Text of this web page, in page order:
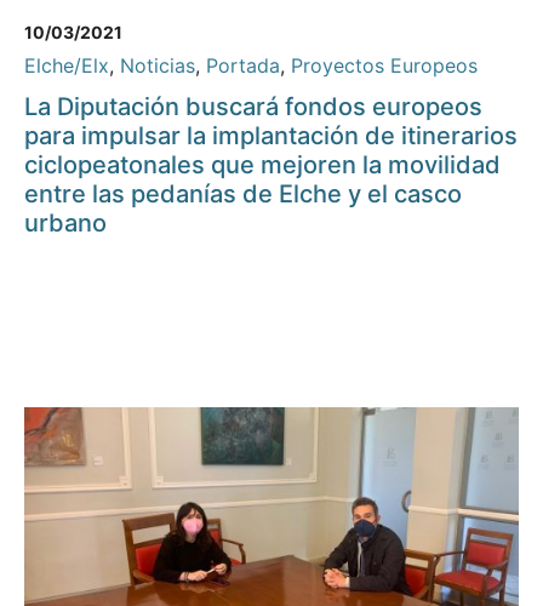
10/03/2021
Elche/Elx, Noticias, Portada, Proyectos Europeos
La Diputación buscará fondos europeos
para impulsar la implantación de itinerarios
ciclopeatonales que mejoren la movilidad
entre las pedanías de Elche y el casco
urbano